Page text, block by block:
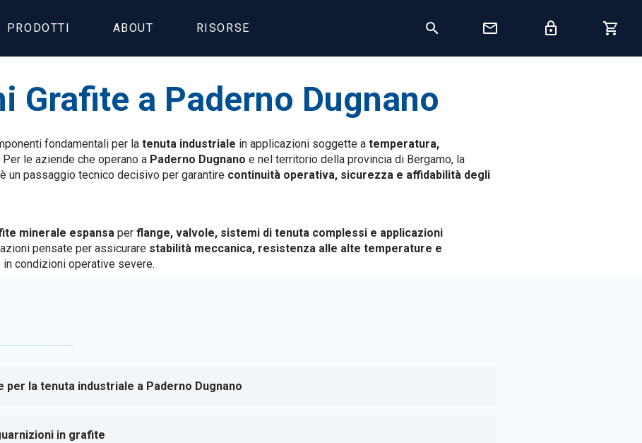
PRODOTTI ABOUT RISORSE
Grafite a Paderno Dugnano
fondamentali per la tenuta industriale in applicazioni soggette a temperatura,
Per le aziende che operano a Paderno Dugnano e nel territorio della provincia di Bergamo, la
un passaggio tecnico decisivo per garantire continuità operativa, sicurezza e affidabilità degli
minerale espansa per flange, valvole, sistemi di tenuta complessi e applicazioni
pensate per assicurare stabilità meccanica, resistenza alle alte temperature e
in condizioni operative severe.
per la tenuta industriale a Paderno Dugnano
in grafite